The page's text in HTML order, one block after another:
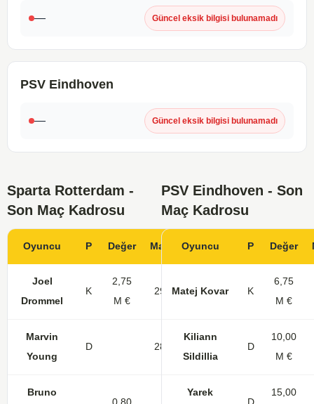
— Güncel eksik bilgisi bulunamadı
PSV Eindhoven
— Güncel eksik bilgisi bulunamadı
Sparta Rotterdam -
Son Maç Kadrosu
Oyuncu P Değer Maç Gol KK
Joel
Drommel
K
2,75
M €
29
Marvin
Young
D 28
Bruno
PSV Eindhoven - Son
Maç Kadrosu
Oyuncu P Değer
Matej Kovar K
6,75
M €
Kiliann
Sildillia
D
10,00
M €
Yarek
15,00